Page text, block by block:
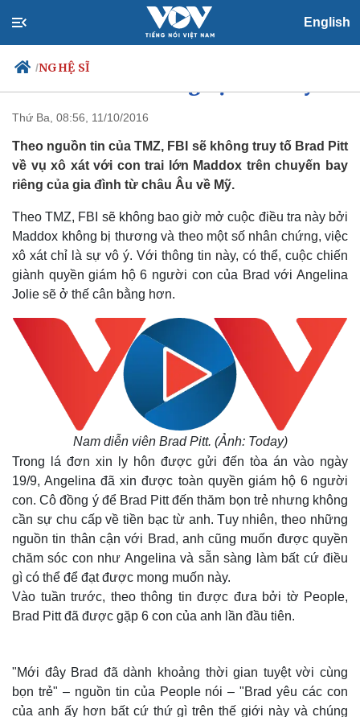
English
/NGHỆ SĨ
Chính trị
Đảng
Tổ chức nhân sự
Nhận diện sự thật
Xã hội
Tin 24h
Dự báo thời tiết
Dấu ấn VOV
Việc làm
Biển đảo
Thứ Ba, 08:56, 11/10/2016
Theo nguồn tin của TMZ, FBI sẽ không truy tố Brad Pitt
về vụ xô xát với con trai lớn Maddox trên chuyến bay
riêng của gia đình từ châu Âu về Mỹ.
Theo TMZ, FBI sẽ không bao giờ mở cuộc điều tra này bởi
Maddox không bị thương và theo một số nhân chứng, việc
xô xát chỉ là sự vô ý. Với thông tin này, có thể, cuộc chiến
giành quyền giám hộ 6 người con của Brad với Angelina
Jolie sẽ ở thế cân bằng hơn.
Nam diễn viên Brad Pitt. (Ảnh: Today)
Trong lá đơn xin ly hôn được gửi đến tòa án vào ngày
19/9, Angelina đã xin được toàn quyền giám hộ 6 người
con. Cô đồng ý để Brad Pitt đến thăm bọn trẻ nhưng không
cần sự chu cấp về tiền bạc từ anh. Tuy nhiên, theo những
nguồn tin thân cận với Brad, anh cũng muốn được quyền
chăm sóc con như Angelina và sẵn sàng làm bất cứ điều
gì có thể để đạt được mong muốn này.
Vào tuần trước, theo thông tin được đưa bởi tờ People,
Brad Pitt đã được gặp 6 con của anh lần đầu tiên.
"Mới đây Brad đã dành khoảng thời gian tuyệt vời cùng
bọn trẻ" – nguồn tin của People nói – "Brad yêu các con
của anh ấy hơn bất cứ thứ gì trên thế giới này và chúng